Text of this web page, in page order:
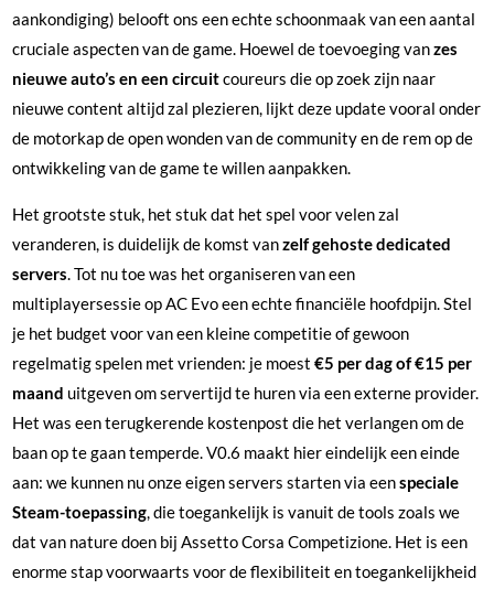
aankondiging) belooft ons een echte schoonmaak van een aantal
cruciale aspecten van de game. Hoewel de toevoeging vanzes
nieuwe auto’s en een circuitcoureurs die op zoek zijn naar
nieuwe content altijd zal plezieren, lijkt deze update vooral onder
de motorkap de open wonden van de community en de rem op de
ontwikkeling van de game te willen aanpakken.
Het grootste stuk, het stuk dat het spel voor velen zal
veranderen, is duidelijk de komst vanzelf gehoste dedicated
servers . Tot nu toe was het organiseren van een
multiplayersessie op AC Evo een echte financiële hoofdpijn. Stel
je het budget voor van een kleine competitie of gewoon
regelmatig spelen met vrienden: je moest€5 per dag of €15 per
maand uitgeven om servertijd te huren via een externe provider.
Het was een terugkerende kostenpost die het verlangen om de
baan op te gaan temperde. V0.6 maakt hier eindelijk een einde
aan: we kunnen nu onze eigen servers starten via eenspeciale
Steam-toepassing , die toegankelijk is vanuit de tools zoals we
dat van nature doen bij Assetto Corsa Competizione. Het is een
enorme stap voorwaarts voor de flexibiliteit en toegankelijkheid